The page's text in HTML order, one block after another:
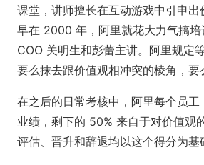
课堂，讲师擅长在互动游戏中引申出
早在 2000 年，阿里就花大力气搞
COO 关明生和彭蕾主讲。阿里规定
要么抹去跟价值观相冲突的棱角，要
在之后的日常考核中，阿里每个员
业绩，剩下的 50% 来自于对价值观
评估、晋升和辞退均以这个得分为基